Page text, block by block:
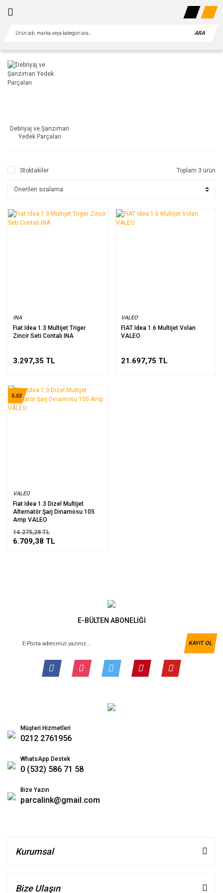
ARA
Debriyaj ve Şanzıman
Yedek Parçaları
Stoktakiler Toplam 3 ürün
INA
Fiat Idea 1.3 Multijet Triger
Zincir Seti Contalı INA
3.297,35 TL
VALEO
FIAT Idea 1.6 Multijet Volan
VALEO
21.697,75 TL
VALEO
Fiat Idea 1.3 Dizel Multijet
Alternatör Şarj Dinamosu 105
Amp VALEO
%53
14.275,28 TL
6.709,38 TL
E-BÜLTEN ABONELİĞİ
KAYIT OL
Müşteri Hizmetleri
0212 2761956
WhatsApp Destek
0 (532) 586 71 58
Bize Yazın
parcalink@gmail.com
Kurumsal
Bize Ulaşın